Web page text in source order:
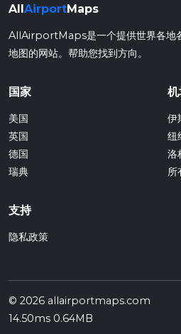
AllAirportMaps
AllAirportMaps是一个提供世界各地
地图的网站。帮助您找到方向。
国家
美国
英国
德国
瑞典
伊
纽
洛
所
支持
隐私政策
© 2026 allairportmaps.com
14.50ms 0.64MB